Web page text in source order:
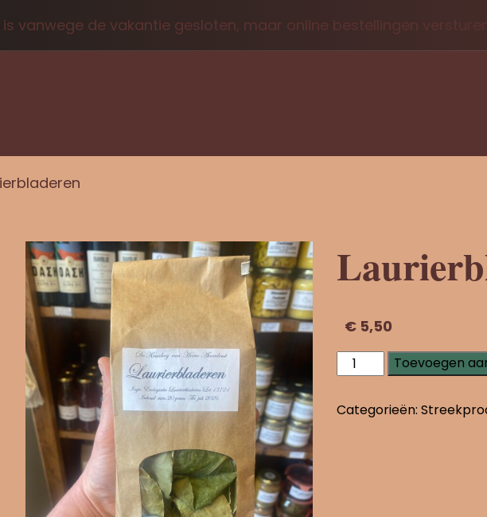
is vanwege de vakantie gesloten, maar online bestellingen
€ 5,50
Laurierbladeren
aantal
Toevoegen
Categorieën: